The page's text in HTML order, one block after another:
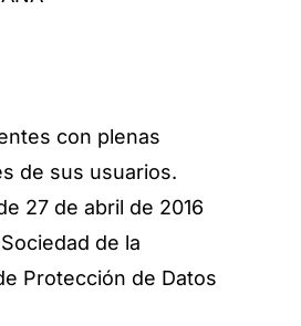
con plenas
de sus usuarios.
27 de abril de 2016
de la
Protección de Datos